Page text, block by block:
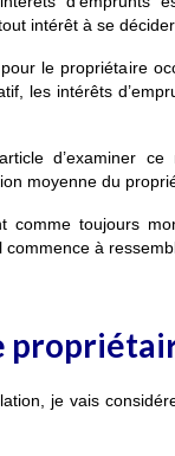
intérêt à se
le propriétaire
les intérêts
d’examiner
moyenne du
comme toujours
commence à
je vais